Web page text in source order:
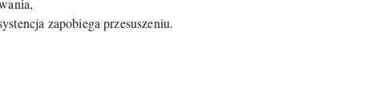
zapobiega przesuszeniu.